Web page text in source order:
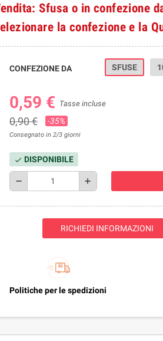
Sfusa o in confezione
la confezione e la
CONFEZIONE DA SFUSE
0,59 € Tasse incluse
0,90 € -35%
Consegnato in 2/3 giorni
check DISPONIBILE
remove add
RICHIEDI INFORMAZIONI
Politiche per le spedizioni